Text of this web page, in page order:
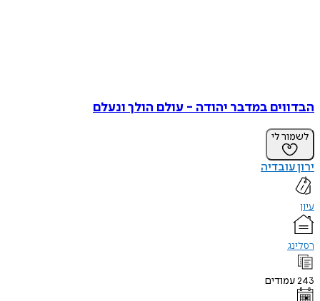
הבדווים במדבר יהודה - עולם הולך ונעלם
לשמור לי
ירון עובדיה
עיון
רסלינג
243עמודים